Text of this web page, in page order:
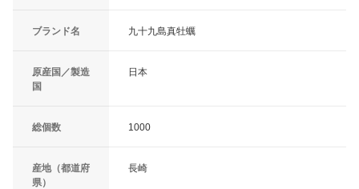
ブランド名 九十九島真牡蠣
原産国／製造
国
日本
総個数 1000
産地（都道府
県）
長崎